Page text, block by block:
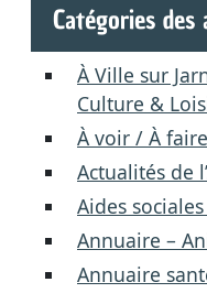
Catégories des
À Ville sur
Culture &
À voir / À
Actualités de
Aides
Annuaire –
Annuaire